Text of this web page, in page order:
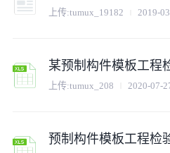
上传:tumux_19182 2019-
某预制构件模板工程
上传:tumux_208 2020-07-
预制构件模板工程检